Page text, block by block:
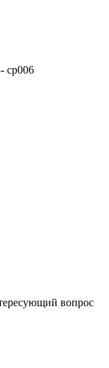
cp006
вопрос